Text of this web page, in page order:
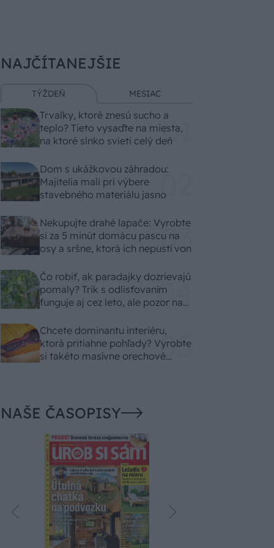
NAJČÍTANEJŠIE
TÝŽDEŇ MESIAC
Trvalky, ktoré znesú sucho a
teplo? Tieto vysaďte na miesta,
na ktoré slnko svieti celý deň
Dom s ukážkovou záhradou:
Majitelia mali pri výbere
stavebného materiálu jasno
Nekupujte drahé lapače: Vyrobte
si za 5 minút domácu pascu na
osy a sršne, ktorá ich nepustí von
Čo robiť, ak paradajky dozrievajú
pomaly? Trik s odlisťovaním
funguje aj cez leto, ale pozor na
Chcete dominantu interiéru,
ktorá pritiahne pohľady? Vyrobte
si takéto masívne orechové
NAŠE ČASOPISY